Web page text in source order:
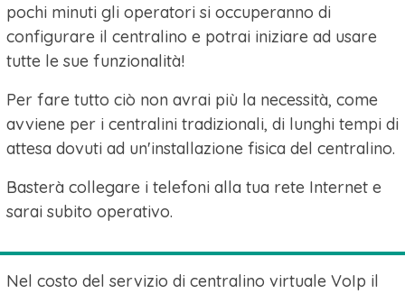
pochi minuti gli operatori si occuperanno di
configurare il centralino e potrai iniziare ad usare
tutte le sue funzionalità!
Per fare tutto ciò non avrai più la necessità, come
avviene per i centralini tradizionali, di lunghi tempi di
attesa dovuti ad un'installazione fisica del centralino.
Basterà collegare i telefoni alla tua rete Internet e
sarai subito operativo.
Nel costo del servizio di centralino virtuale VoIp il